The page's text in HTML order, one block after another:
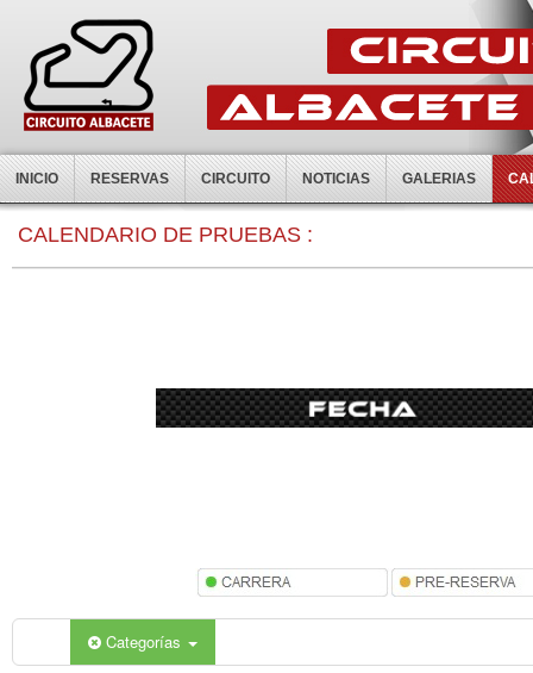
INICIO RESERVAS CIRCUITO NOTICIAS GALERIAS
CALENDARIO DE PRUEBAS :
Categorías
0:00